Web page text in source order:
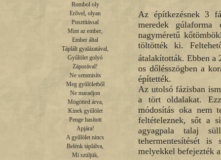
Rombol oly
Erővel, olyan
Pusztítással
Mint az ember,
Ember által
Táplált gyalázatával,
Gyűlölet golyó
Záporával!
Ne semmisíts
Meg gyűlöletből
Ne maradjon
Mögötted árva,
Kinek gyűlölet
Penge hasított
Apjára!
A gyűlölet nincs
Belénk táplálva,
Mi szüljük,
Az építkezésnek 3
meredek
nagyméretű
töltötték ki.
átalakították. Ebben a
os dőlésszögben a
építették.
Az utolsó fázisban
a tört oldalakat.
módosítás oka nem
feltételeznek, sőt a
agyagpala talaj
tehermentesítését
melyekkel befejezték